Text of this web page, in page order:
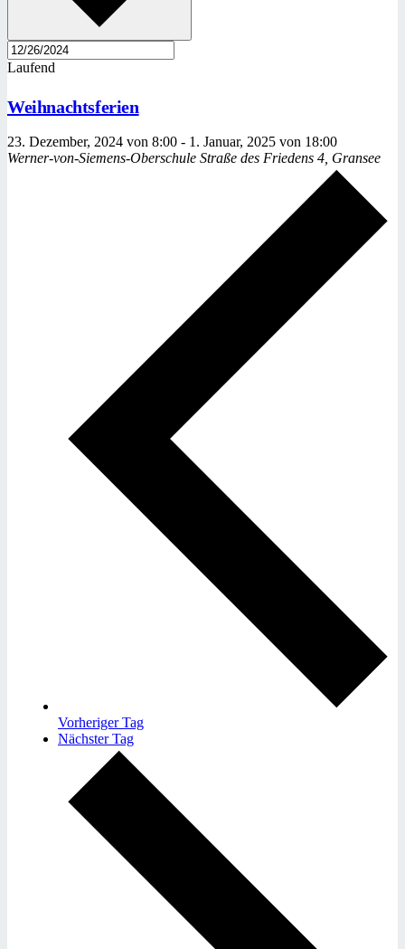
Laufend
Weihnachtsferien
23. Dezember, 2024 von 8:00 - 1. Januar, 2025 von 18:00
Werner-von-Siemens-Oberschule Straße des Friedens 4, Gransee
Vorheriger Tag
Nächster Tag